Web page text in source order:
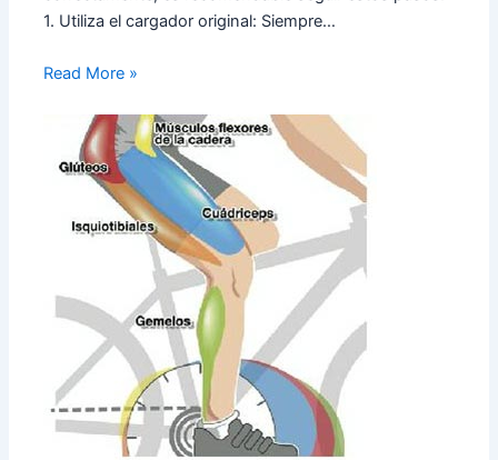
1. Utiliza el cargador original: Siempre…
Read More »